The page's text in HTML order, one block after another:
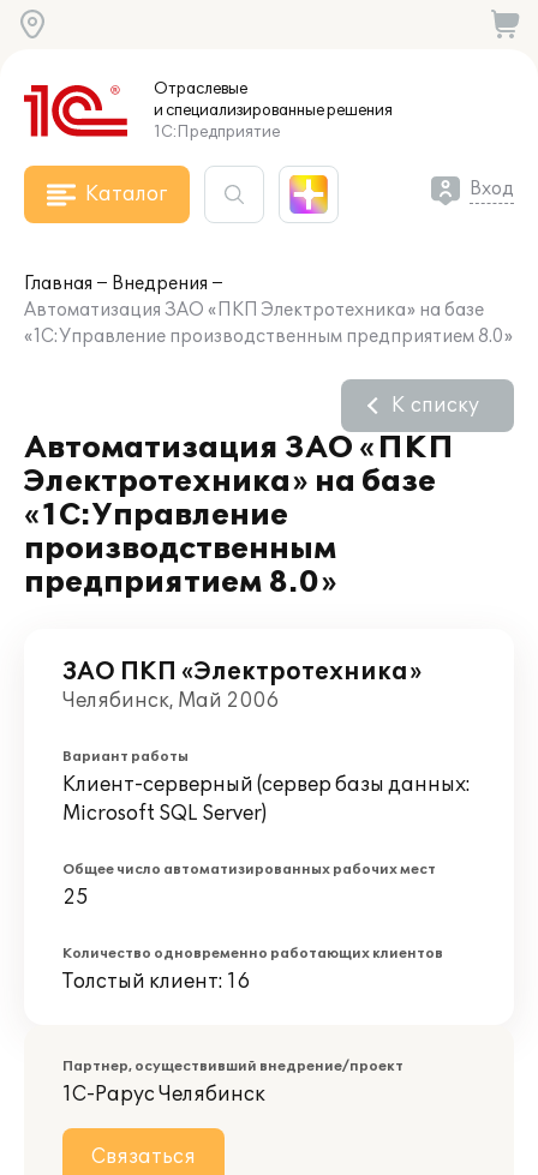
Отраслевые
и специализированныерешения
1С:Предприятие
Каталог Вход
Главная
Внедрения
Автоматизация ЗАО «ПКП Электротехника» на базе
«1С:Управление производственным предприятием 8.0»
Автоматизация ЗАО «ПКП
Электротехника» на базе
«1С:Управление
производственным
предприятием 8.0»
К списку
ЗАО ПКП «Электротехника»
Челябинск, Май 2006
Вариант работы
Клиент-серверный (сервер базы данных:
Microsoft SQL Server)
Общее число автоматизированных рабочих мест
25
Количество одновременно работающих клиентов
Толстый клиент: 16
Партнер, осуществивший внедрение/проект
1С-Рарус Челябинск
Связаться